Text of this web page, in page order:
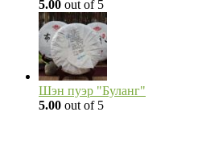
5.00 out of 5
Шэн пуэр "Буланг"
5.00 out of 5